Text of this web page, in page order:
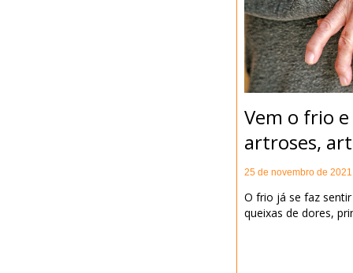
Vem o frio
artroses,
25 de novembro de 2021
O frio já se faz
queixas de dores,